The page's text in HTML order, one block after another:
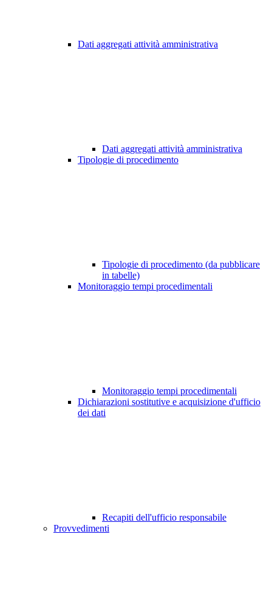
Dati aggregati attività amministrativa
Dati aggregati attività amministrativa
Tipologie di procedimento
Tipologie di procedimento (da pubblicare
in tabelle)
Monitoraggio tempi procedimentali
Monitoraggio tempi procedimentali
Dichiarazioni sostitutive e acquisizione d'ufficio
dei dati
Recapiti dell'ufficio responsabile
Provvedimenti